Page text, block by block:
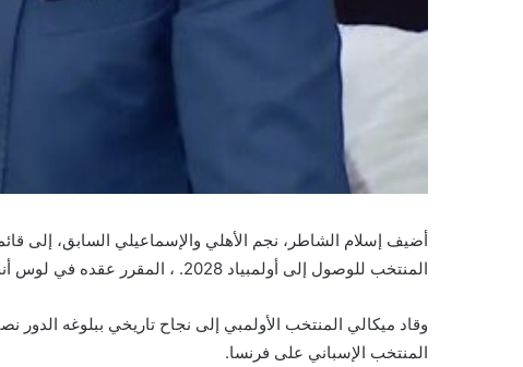
المنتخب للوصول إلى أولمبياد 2028. ، المقرر عقده في لوس أنجلوس.
المنتخب الإسباني على فرنسا.